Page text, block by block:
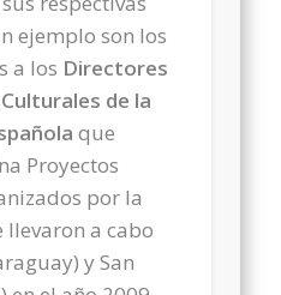
ejemplo son los
a los Directores
de la
que
Proyectos
por la
llevaron a cabo
y San